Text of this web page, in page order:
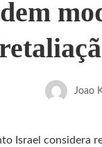
Joao